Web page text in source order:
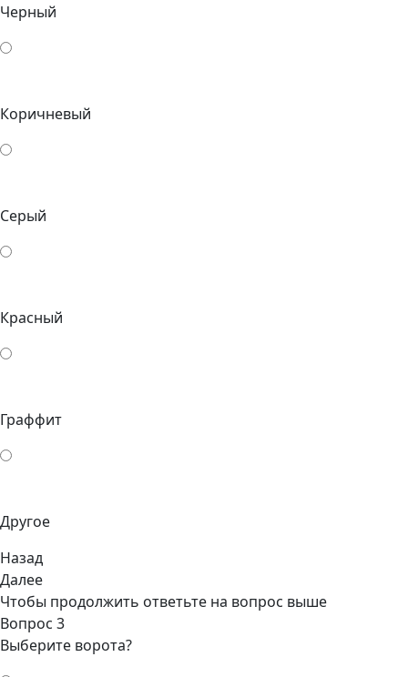
Черный
Коричневый
Серый
Красный
Граффит
Другое
Назад
Далее
Чтобы продолжить ответьте на вопрос выше
Вопрос 3
Выберите ворота?